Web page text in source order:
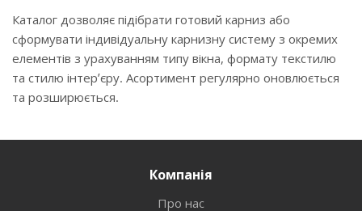
Каталог дозволяє підібрати готовий карниз або
сформувати індивідуальну карнизну систему з окремих
елементів з урахуванням типу вікна, формату текстилю
та стилю інтер’єру. Асортимент регулярно оновлюється
та розширюється.
Компанія
Про нас